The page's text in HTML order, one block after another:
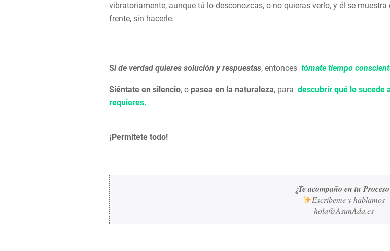
vibratoriamente, aunque tú lo desconozcas, o no quieras verlo, y él se
frente, sin hacerle.
Si de verdad quieres solución y respuestas, entonces tómate tiempo
Siéntate en silencio, o pasea en la naturaleza, para descubrir qué le sucede
requieres.
¡Permítete todo!
¿Te acompaño en tu
Escríbeme y hablamos
hola@AsunAda.es